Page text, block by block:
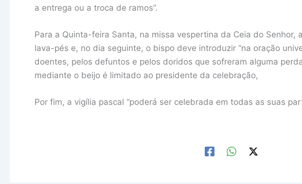
a entrega ou a troca de ramos”.
Para a Quinta-feira Santa, na missa vespertina da Ceia do Senhor,
lava-pés e, no dia seguinte, o bispo deve introduzir “na oração
doentes, pelos defuntos e pelos doridos que sofreram alguma
mediante o beijo é limitado ao presidente da celebração,
Por fim, a vigília pascal “poderá ser celebrada em todas as suas